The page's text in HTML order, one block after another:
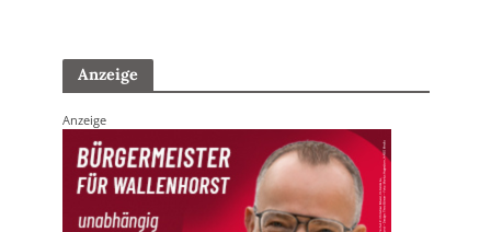
Anzeige
Anzeige